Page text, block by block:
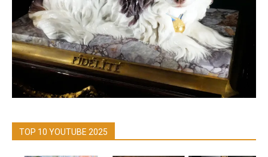
TOP 10 YOUTUBE 2025